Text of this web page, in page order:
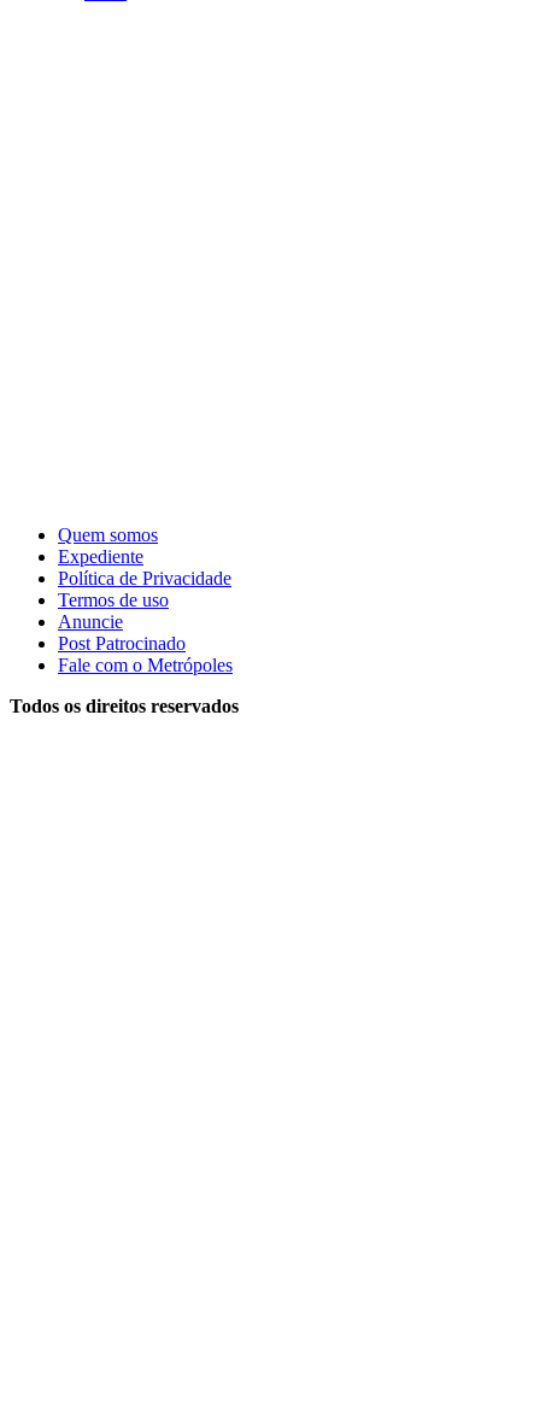
Quem somos
Expediente
Política de Privacidade
Termos de uso
Anuncie
Post Patrocinado
Fale com o Metrópoles
Todos os direitos reservados